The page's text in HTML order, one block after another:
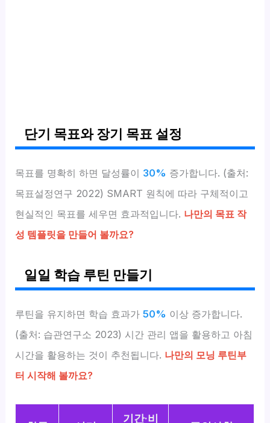
단기 목표와 장기 목표 설정
목표를 명확히 하면 달성률이 30% 증가합니다. (출처:
목표설정연구 2022) SMART 원칙에 따라 구체적이고
현실적인 목표를 세우면 효과적입니다. 나만의 목표 작
성 템플릿을 만들어 볼까요?
일일 학습 루틴 만들기
루틴을 유지하면 학습 효과가50% 이상 증가합니다.
(출처: 습관연구소 2023) 시간 관리 앱을 활용하고 아침
시간을 활용하는 것이 추천됩니다. 나만의 모닝 루틴부
터 시작해 볼까요?
기간·비